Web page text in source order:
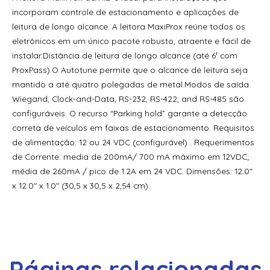
Leitor Biométrico de Reconhecimento Facial HID Amico
3.5” VL35LF
Leitor Biométrico de Reconhecimento Facial HID Amico
7” VL70LF
Leitor de Proximidade Acura Acumulti R01 W26
Leitor de Proximidade Acura Acumulti R02 W26
Leitor de Proximidade Acura Am Cc1 Keypad
Leitor de Proximidade Acura Am-06
Leitor de Proximidade Acura Am-07
Leitor de Proximidade Acura Am-08
Leitor de Proximidade Acura Am-S600 Keypad
incorporam controle de estacionamento e aplicações de
leitura de longo alcance. A leitora MaxiProx reúne todos os
eletrônicos em um único pacote robusto, atraente e fácil de
instalar.Distância de leitura de longo alcance (até 6′ com
ProxPass).O Autotune permite que o alcance de leitura seja
mantido a até quatro polegadas de metal.Modos de saída
Wiegand, Clock-and-Data, RS-232, RS-422, and RS-485 são
configuráveis. O recurso “Parking hold” garante a detecção
correta de veículos em faixas de estacionamento. Requisitos
de alimentação: 12 ou 24 VDC (configurável) . Requerimentos
de Corrente: media de 200mA/ 700 mA máximo em 12VDC;
média de 260mA / pico de 1.2A em 24 VDC. Dimensões: 12.0″
x 12.0″ x 1.0″ (30,5 x 30,5 x 2,54 cm).